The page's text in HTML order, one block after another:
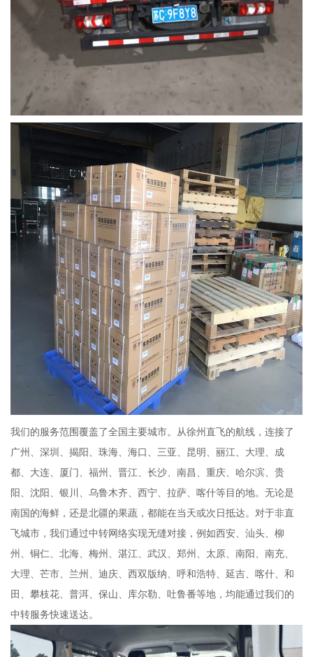
我们的服务范围覆盖了全国主要城市。从徐州直飞的航线，连接了
广州、深圳、揭阳、珠海、海口、三亚、昆明、丽江、大理、成
都、大连、厦门、福州、晋江、长沙、南昌、重庆、哈尔滨、贵
阳、沈阳、银川、乌鲁木齐、西宁、拉萨、喀什等目的地。无论是
南国的海鲜，还是北疆的果蔬，都能在当天或次日抵达。对于非直
飞城市，我们通过中转网络实现无缝对接，例如西安、汕头、柳
州、铜仁、北海、梅州、湛江、武汉、郑州、太原、南阳、南充、
大理、芒市、兰州、迪庆、西双版纳、呼和浩特、延吉、喀什、和
田、攀枝花、普洱、保山、库尔勒、吐鲁番等地，均能通过我们的
中转服务快速送达。